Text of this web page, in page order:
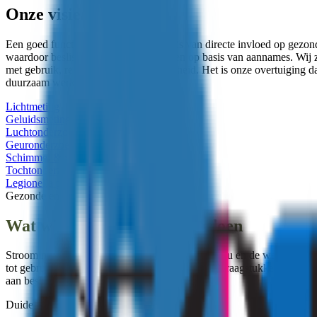
Onze visie
Een goed functionerend binnenmilieu is van directe invloed op
waardoor beslissingen worden genomen op basis van aannames.
met gebruik, regelgeving en duurzaamheid. Het is onze overtuiging
duurzaam werken in de praktijk.
Lichtmeting
Geluidsmeting
Luchtonderzoek
Geuronderzoek
Schimmel & vochtonderzoek
Tochtonderzoek
Legionella preventie
Gezonde en veilige werkomgevingen
Wat wij doen en hoe wij dit doen
Strooming maakt de kwaliteit van het binnenmilieu en de
tot gebruik en geldende normen. Wij benaderen vraagstukken
aan besluitvorming en duurzame verbetering.
Duidelijkheid bij overlast